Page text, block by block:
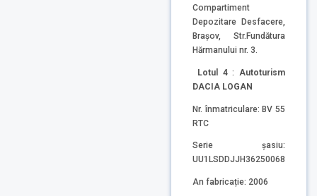
Compartiment
Depozitare Desfacere,
Brașov, Str.Fundătura
Hărmanului nr. 3.
Lotul 4: Autoturism
DACIA LOGAN
Nr. înmatriculare: BV 55
RTC
Serie șasiu:
UU1LSDDJJH36250068
An fabricație: 2006